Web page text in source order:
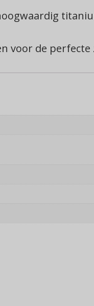
voor de perfecte